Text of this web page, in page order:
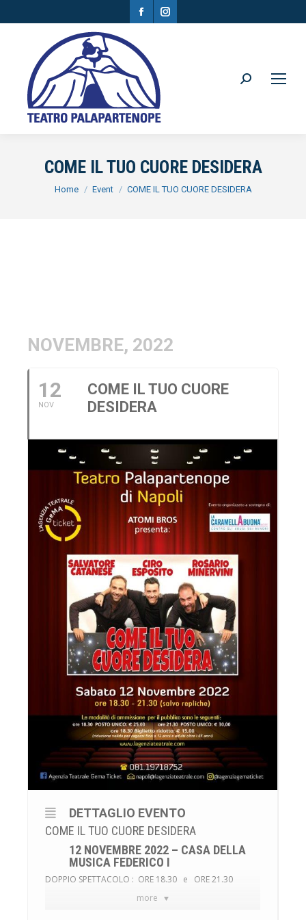
Facebook
opens
in
new
window
Instagram
Search:
COME IL TUO CUORE DESIDERA
You are here:
Home Event COME IL TUO CUORE DESIDERA
NOVEMBRE, 2022
12
NOV
COME IL TUO CUORE
DESIDERA
more
DETTAGLIO EVENTO
COME IL TUO CUORE DESIDERA
12 NOVEMBRE 2022 – CASA DELLA
MUSICA FEDERICO I
DOPPIO SPETTACOLO : ORE 18.30 e ORE 21.30